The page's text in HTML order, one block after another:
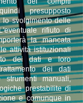
presupposto
lo svolgimento delle
rifiuto di
la mancata
attività istituzionali
dei dati e loro
dei dati
strumenti manuali,
prestabilite di
e comunque in